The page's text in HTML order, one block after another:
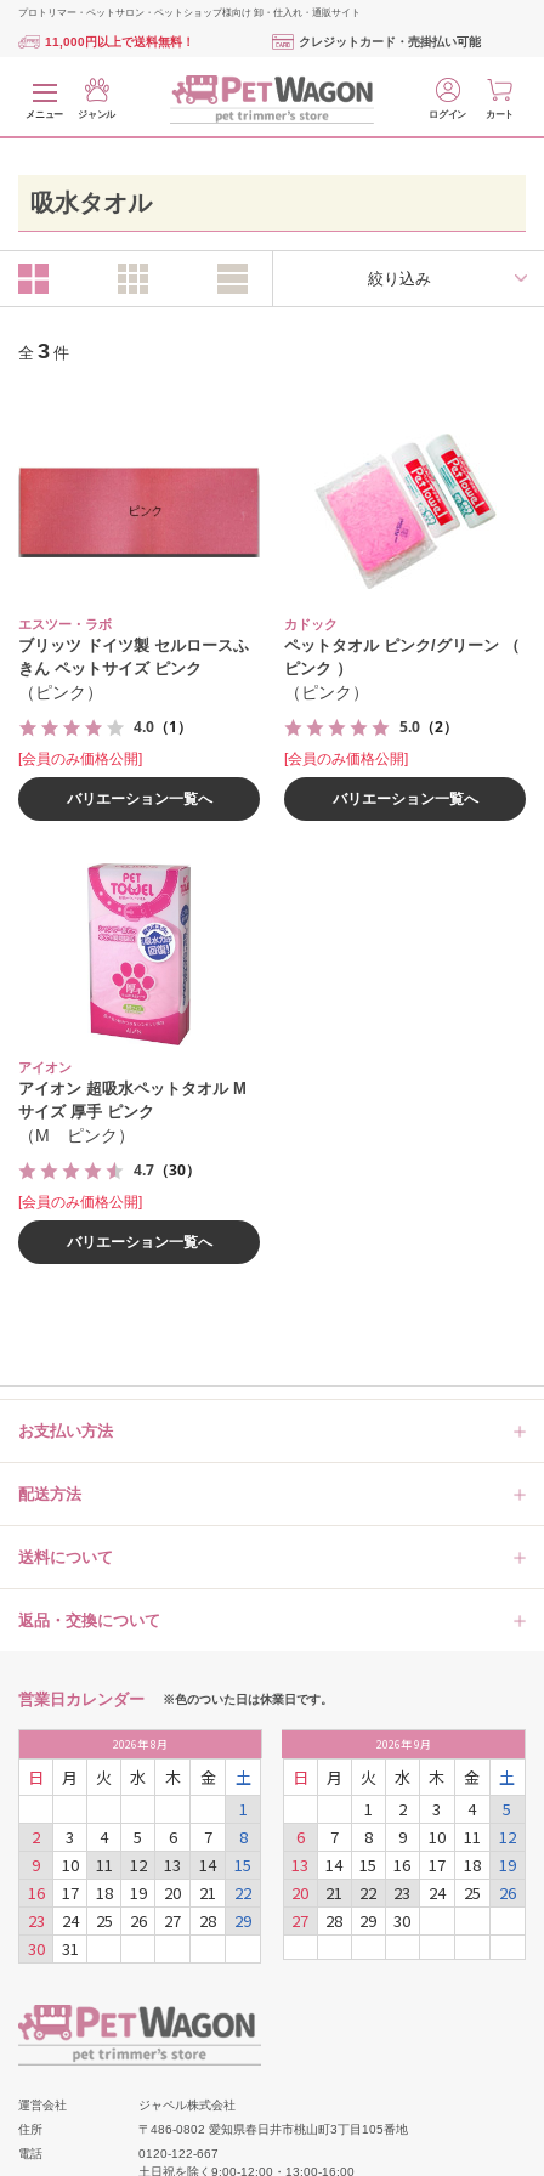
プロトリマー・ペットサロン・ペットショップ様向け 卸・仕入れ・通販サイト
11,000円以上で送料無料！ クレジットカード・売掛払い可能
メニュー ジャンル ログイン カート
吸水タオル
絞り込み
全 3 件
エスツー・ラボ
ブリッツ ドイツ製 セルロースふ
きん ペットサイズ ピンク
（ピンク）
4.0 （1）
[会員のみ価格公開]
バリエーション一覧へ
カドック
ペットタオル ピンク/グリーン （
ピンク ）
（ピンク）
5.0 （2）
[会員のみ価格公開]
バリエーション一覧へ
アイオン
アイオン 超吸水ペットタオル M
サイズ 厚手 ピンク
（M ピンク）
4.7 （30）
[会員のみ価格公開]
バリエーション一覧へ
お支払い方法
配送方法
送料について
返品・交換について
営業日カレンダー ※色のついた日は休業日です。
2026年8月
日 月 火 水 木 金
土
1
2
3 4 5 6 7
8
9
10 11 12 13 14
15
16
17 18 19 20 21
22
23
24 25 26 27 28
29
30
31
2026年9月
日 月 火 水 木 金
土
1
2 3 4
5
6
7 8 9 10 11
12
13
14 15 16 17 18
19
20
21 22 23 24 25
26
27
28 29 30
運営会社
ジャペル株式会社
住所
〒486-0802 愛知県春日井市桃山町3丁目105番地
電話
0120-122-667
土日祝を除く9:00-12:00・13:00-16:00